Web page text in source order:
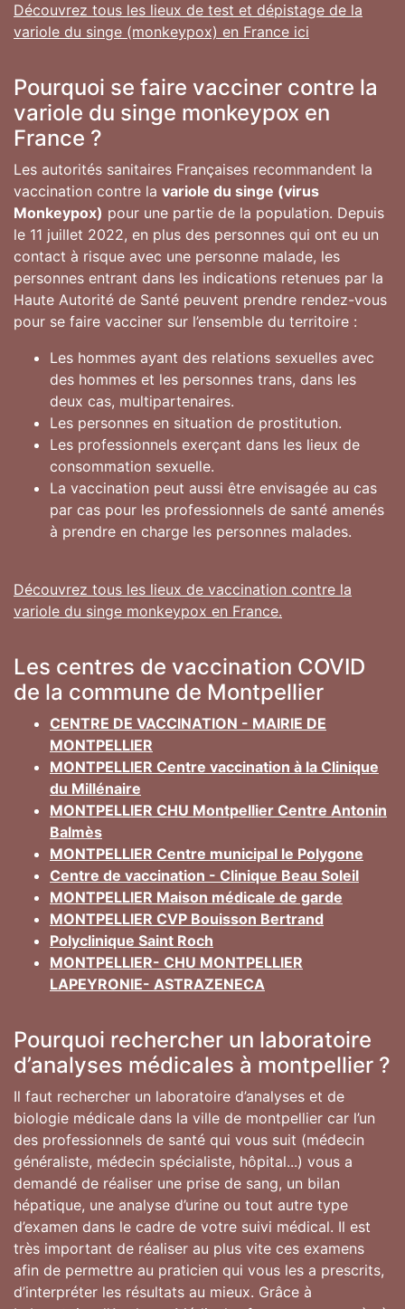
Découvrez tous les lieux de test et dépistage de la
variole du singe (monkeypox) en France ici
Pourquoi se faire vacciner contre la
variole du singe monkeypox en
France ?
Les autorités sanitaires Françaises recommandent la
vaccination contre la variole du singe (virus
Monkeypox) pour une partie de la population. Depuis
le 11 juillet 2022, en plus des personnes qui ont eu un
contact à risque avec une personne malade, les
personnes entrant dans les indications retenues par la
Haute Autorité de Santé peuvent prendre rendez-vous
pour se faire vacciner sur l’ensemble du territoire :
Les hommes ayant des relations sexuelles avec
des hommes et les personnes trans, dans les
deux cas, multipartenaires.
Les personnes en situation de prostitution.
Les professionnels exerçant dans les lieux de
consommation sexuelle.
La vaccination peut aussi être envisagée au cas
par cas pour les professionnels de santé amenés
à prendre en charge les personnes malades.
Découvrez tous les lieux de vaccination contre la
variole du singe monkeypox en France.
Les centres de vaccination COVID
de la commune de Montpellier
CENTRE DE VACCINATION - MAIRIE DE
MONTPELLIER
MONTPELLIER Centre vaccination à la Clinique
du Millénaire
MONTPELLIER CHU Montpellier Centre Antonin
Balmès
MONTPELLIER Centre municipal le Polygone
Centre de vaccination - Clinique Beau Soleil
MONTPELLIER Maison médicale de garde
MONTPELLIER CVP Bouisson Bertrand
Polyclinique Saint Roch
MONTPELLIER- CHU MONTPELLIER
LAPEYRONIE- ASTRAZENECA
Pourquoi rechercher un laboratoire
d’analyses médicales à montpellier ?
Il faut rechercher un laboratoire d’analyses et de
biologie médicale dans la ville de montpellier car l’un
des professionnels de santé qui vous suit (médecin
généraliste, médecin spécialiste, hôpital...) vous a
demandé de réaliser une prise de sang, un bilan
hépatique, une analyse d’urine ou tout autre type
d’examen dans le cadre de votre suivi médical. Il est
très important de réaliser au plus vite ces examens
afin de permettre au praticien qui vous les a prescrits,
d’interpréter les résultats au mieux. Grâce à